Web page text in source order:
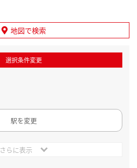
地図で検索
選択条件変更
駅を変更
さらに表示